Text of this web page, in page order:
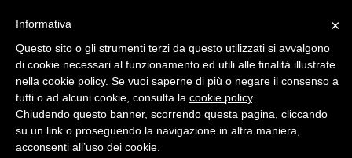
EDITORIA
RADIO / AUDIO
×
Informativa
Questo sito o gli strumenti terzi da questo utilizzati si avvalgono
di cookie necessari al funzionamento ed utili alle finalità illustrate
nella cookie policy. Se vuoi saperne di più o negare il consenso a
tutti o ad alcuni cookie, consulta la cookie policy.
Chiudendo questo banner, scorrendo questa pagina, cliccando
su un link o proseguendo la navigazione in altra maniera,
acconsenti all’uso dei cookie.